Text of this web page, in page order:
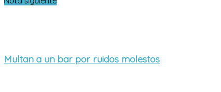
Multan a un bar por ruidos molestos